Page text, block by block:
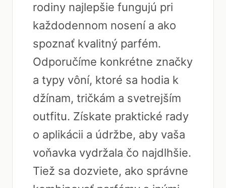
rodiny najlepšie fungujú pri
každodennom nosení a ako
spoznať kvalitný parfém.
Odporučíme konkrétne značky
a typy vôní, ktoré sa hodia k
džínam, tričkám a svetrejším
outfitu. Získate praktické rady
o aplikácii a údržbe, aby vaša
voňavka vydržala čo najdlhšie.
Tiež sa dozviete, ako správne